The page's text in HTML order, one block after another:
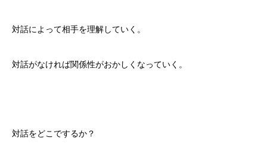
対話によって相手を理解していく。
対話がなければ関係性がおかしくなっていく。
対話をどこでするか？